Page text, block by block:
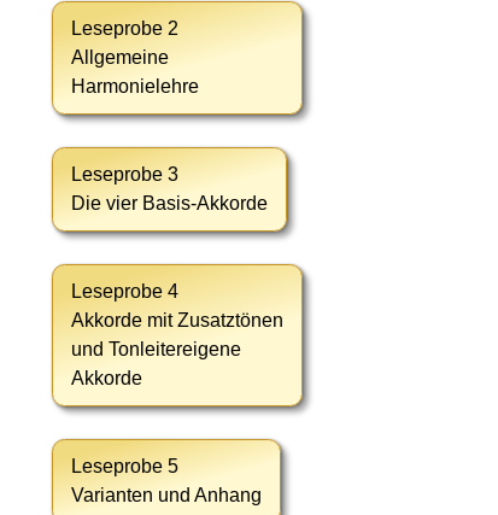
Leseprobe 2
Allgemeine
Harmonielehre
Leseprobe 3
Die vier Basis-Akkorde
Leseprobe 4
Akkorde mit Zusatztönen
und Tonleitereigene
Akkorde
Leseprobe 5
Varianten und Anhang